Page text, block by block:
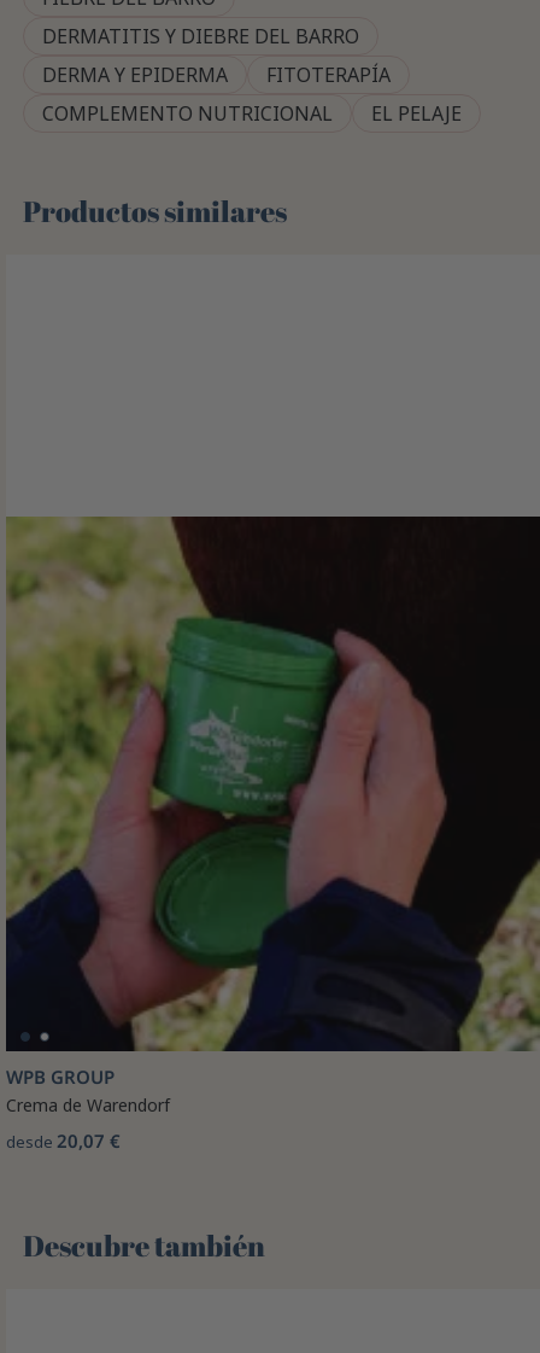
DERMATITIS Y DIEBRE DEL BARRO
DERMA Y EPIDERMA
FITOTERAPÍA
COMPLEMENTO NUTRICIONAL
EL PELAJE
Productos similares
WPB GROUP
Crema de Warendorf
desde 20,07 €
Descubre también 🌻